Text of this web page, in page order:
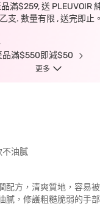
滿$259, 送 PLEUVOIR
支. 數量有限 , 送完即止
品滿$550即減$50
更多
不油膩
配方，清爽質地，容易
膩，修護粗糙脆弱的手部